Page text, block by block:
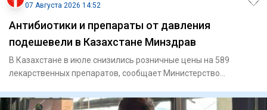
07 Августа 2026 14:52
Антибиотики и препараты от давления
подешевели в Казахстане Минздрав
В Казахстане в июле снизились розничные цены на 589
лекарственных препаратов, сообщает Министерство